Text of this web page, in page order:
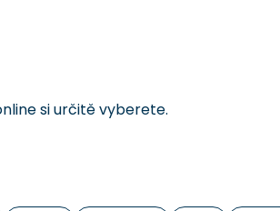
si určitě vyberete.